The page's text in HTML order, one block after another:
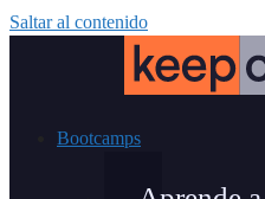
Saltar al contenido
Bootcamps